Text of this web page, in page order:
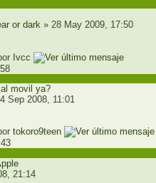
or dark » 28 May 2009, 17:50
Ivcc
movil ya?
Sep 2008, 11:01
tokoro9teen
21:14